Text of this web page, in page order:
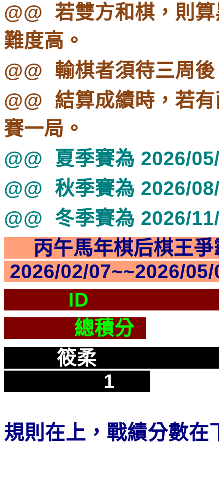
@@ 若雙方和棋，則
難度高。
@@ 輸棋者須待三周
@@ 結算成績時，若
賽一局。
@@ 夏季賽為 2026/
@@ 秋季賽為 2026/
@@ 冬季賽為 2026/
丙午馬年棋后棋王
2026/02/07~~2026/
ID
總積分
筱
1
規則在上，戰績分數在